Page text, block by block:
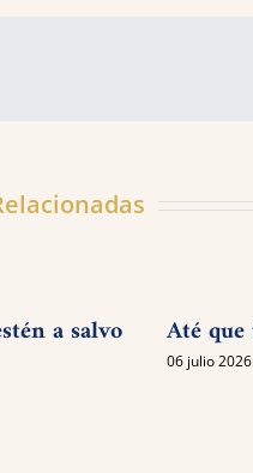
a salvo Até que
06 julio 2026